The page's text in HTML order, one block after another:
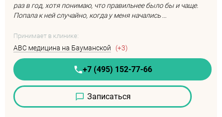
раз в год, хотя понимаю, что правильнее было бы и чаще.
Попала к ней случайно, когда у меня начались ...
Принимает в клинике:
ABC медицина на Бауманской (+3)
+7 (495) 152-77-66
Записаться